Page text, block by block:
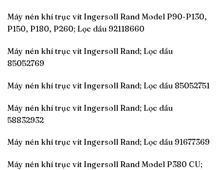
Máy nén khí trục vít Ingersoll Rand Model P90-P130,
P150, P180, P260; Lọc dầu 92118660
Máy nén khí trục vít Ingersoll Rand; Lọc dầu
85052769
Máy nén khí trục vít Ingersoll Rand; Lọc dầu 85052751
Máy nén khí trục vít Ingersoll Rand; Lọc dầu
58832932
Máy nén khí trục vít Ingersoll Rand; Lọc dầu 91677369
Máy nén khí trục vít Ingersoll Rand Model P380 CU;